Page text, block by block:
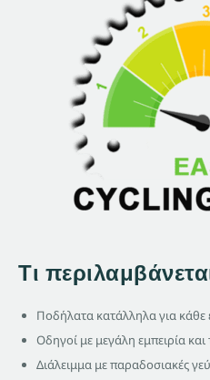
Τι
Ποδήλατα κατάλληλα για κάθε
Οδηγοί με μεγάλη εμπειρία
Διάλειμμα με παραδοσιακές